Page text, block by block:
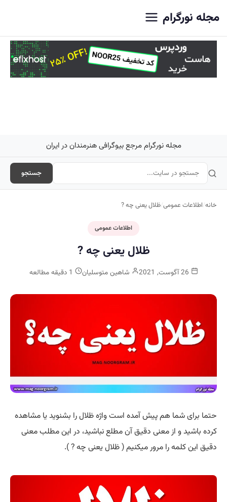
مجله نورگرام
مجله نورگرام مرجع بیوگرافی هنرمندان در ایران
جستجو
خانه/اطلاعات عمومی/ظلال یعنی چه ?
اطلاعات عمومی
ظلال یعنی چه ?
شاهین متوسلیان
حتما برای شما هم پیش آمده است واژه ظلال را بشنوید یا مشاهده
کرده باشید و از معنی دقیق آن مطلع نباشید، در این مطلب معنی
دقیق این کلمه را مرور میکنیم ( ظلال یعنی چه ? ).